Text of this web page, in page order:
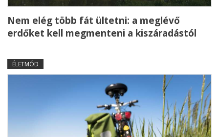
Nem elég több fát ültetni: a meglévő
erdőket kell megmenteni a kiszáradástól
ÉLETMÓD